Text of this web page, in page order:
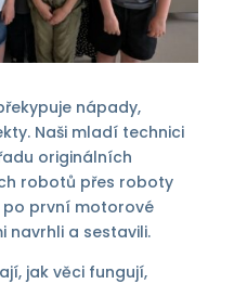
nápady,
Naši mladí technici
originálních
robotů přes roboty
po první motorové
navrhli a sestavili.
jak věci fungují,